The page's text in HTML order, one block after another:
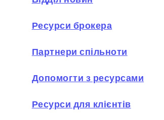
Ресурси брокера
Партнери спільноти
Допомогти з ресурсами
Ресурси для клієнтів